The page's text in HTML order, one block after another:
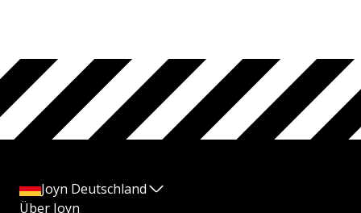
Joyn Deutschland
Über Joyn